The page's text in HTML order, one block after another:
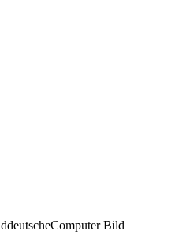
Computer Bild